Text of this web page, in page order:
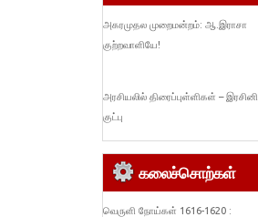
அகரமுதல முறைமன்றம்: ஆ.இராசா
குற்றவாளியே!
அரசியலில் திரைப்புள்ளிகள் – இரசினி,
குட்பு
கலைச்சொற்கள்
வெருளி நோய்கள் 1616-1620 :